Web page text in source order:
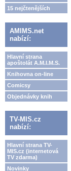
15 nejčtenějších
AMIMS.net
nabízí:
Hlavní strana
apoštolát A.M.I.M.S.
Knihovna on-line
Comicsy
Objednávky knih
TV-MIS.cz
nabízí:
Hlavní strana TV-
MIS.cz (internetová
TV zdarma)
Novinky